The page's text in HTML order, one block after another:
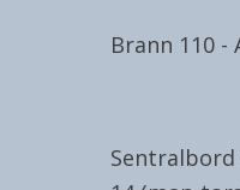
Brann 110 -
Sentralbord